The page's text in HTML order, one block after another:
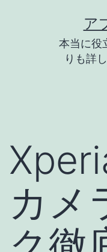
ッ
ア
本当に役
りも詳
カメ